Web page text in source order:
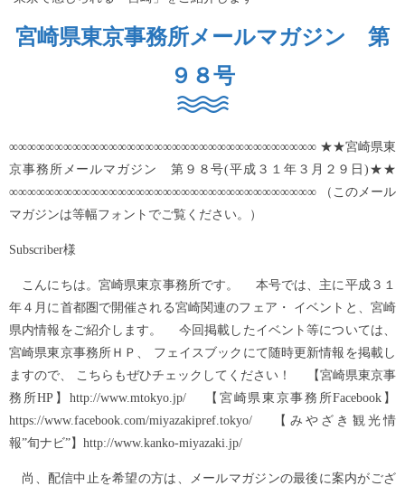
宮崎県東京事務所メールマガジン 第
９８号
∞∞∞∞∞∞∞∞∞∞∞∞∞∞∞∞∞∞∞∞∞∞∞∞∞∞∞∞∞∞∞∞∞∞ ★★宮崎県東
京事務所メールマガジン 第９８号(平成３１年３月２９日)★★
∞∞∞∞∞∞∞∞∞∞∞∞∞∞∞∞∞∞∞∞∞∞∞∞∞∞∞∞∞∞∞∞∞∞ （このメール
マガジンは等幅フォントでご覧ください。）
Subscriber様
こんにちは。宮崎県東京事務所です。 本号では、主に平成３１
年４月に首都圏で開催される宮崎関連のフェア・ イベントと、宮崎
県内情報をご紹介します。 今回掲載したイベント等については、
宮崎県東京事務所ＨＰ、 フェイスブックにて随時更新情報を掲載し
ますので、 こちらもぜひチェックしてください！ 【宮崎県東京事
務所HP】http://www.mtokyo.jp/ 【宮崎県東京事務所Facebook】
https://www.facebook.com/miyazakipref.tokyo/ 【みやざき観光情
報”旬ナビ”】http://www.kanko-miyazaki.jp/
尚、配信中止を希望の方は、メールマガジンの最後に案内がござ